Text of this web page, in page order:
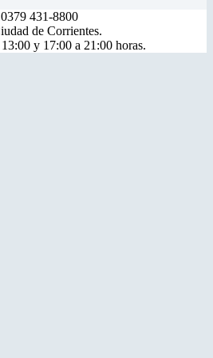
431-8800
de Corrientes.
y 17:00 a 21:00 horas.